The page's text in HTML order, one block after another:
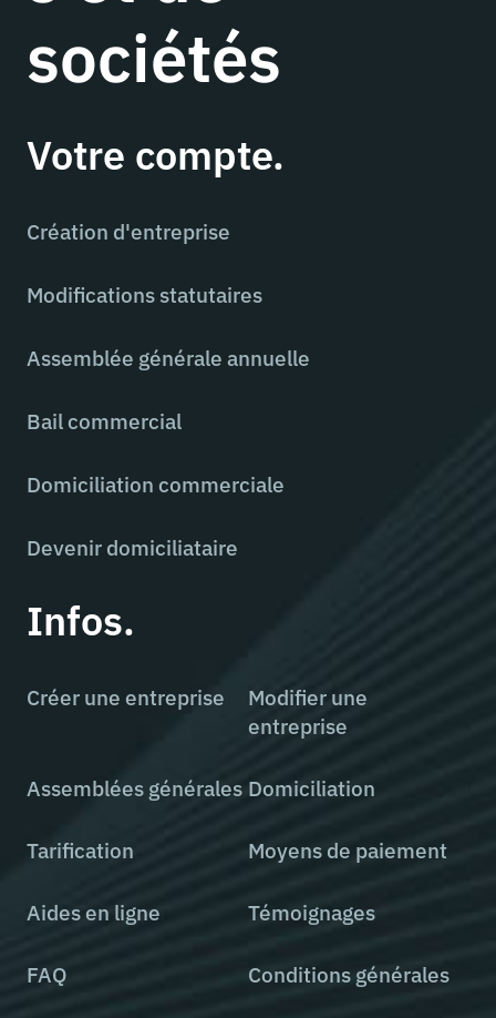
sociétés
Votre compte.
Création d'entreprise
Modifications statutaires
Assemblée générale annuelle
Bail commercial
Domiciliation commerciale
Devenir domiciliataire
Infos.
Créer une entreprise
Modifier une
entreprise
Assemblées générales Domiciliation
Tarification Moyens de paiement
Aides en ligne Témoignages
FAQ Conditions générales